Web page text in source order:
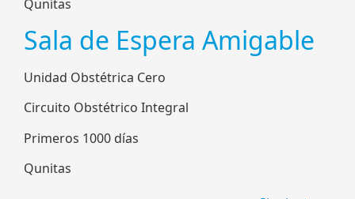
Qunitas
Sala de Espera Amigable
Unidad Obstétrica Cero
Circuito Obstétrico Integral
Primeros 1000 días
Qunitas